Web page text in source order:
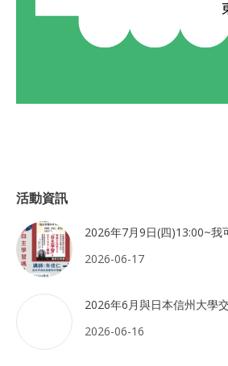
活動資訊
2026年7月9日(四)13:00~我
2026-06-17
2026年6月與日本信州大學
2026-06-16